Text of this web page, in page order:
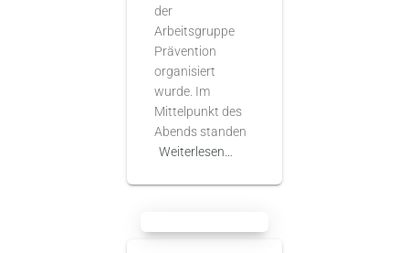
der
Arbeitsgruppe
Prävention
organisiert
wurde. Im
Mittelpunkt des
Abends standen
Weiterlesen…